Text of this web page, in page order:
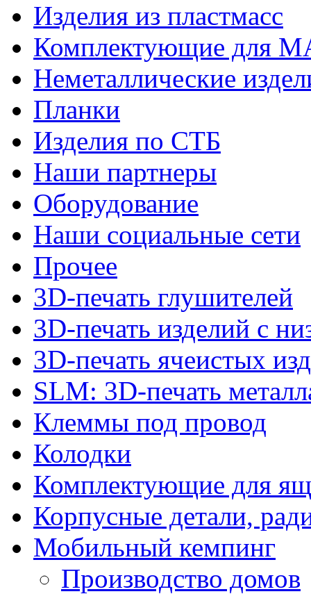
Изделия из пластмасс
Комплектующие для
Неметаллические
Планки
Изделия по СТБ
Наши партнеры
Оборудование
Наши социальные сети
Прочее
3D-печать глушителей
3D-печать изделий с
3D-печать ячеистых
SLM: 3D-печать
Клеммы под провод
Колодки
Комплектующие для
Корпусные детали,
Мобильный кемпинг
Производство домов